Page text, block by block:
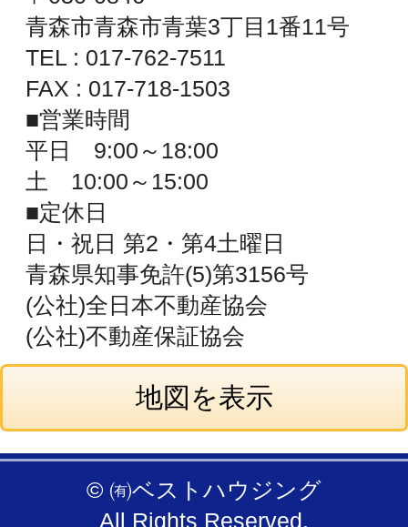
© ㈲ベストハウジング
All Rights Reserved.